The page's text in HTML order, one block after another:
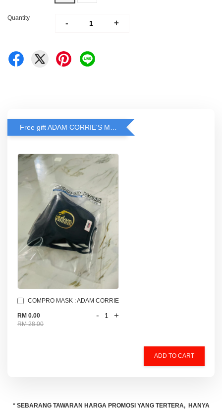
Quantity
- +
COMPRO MASK : ADAM CORRIE
RM 0.00
RM 28.00
- +
ADD TO CART
* SEBARANG TAWARAN HARGA PROMOSI YANG TERTERA, HANYA